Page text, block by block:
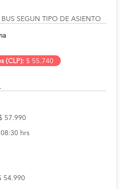
BUS SEGUN TIPO DE ASIENTO
(CLP): $ 55.740
57.990
08:30 hrs
54.990